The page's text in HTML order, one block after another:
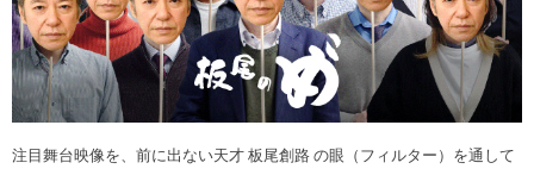
注目舞台映像を、前に出ない天才 板尾創路 の眼（フィルター）を通して